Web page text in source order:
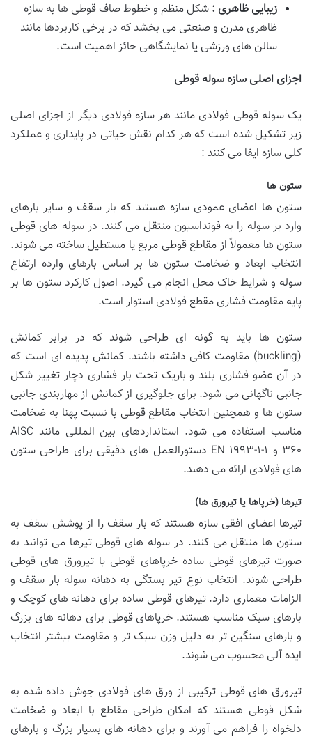
زیبایی ظاهری : شکل منظم و خطوط صاف قوطی ها به سازه
ظاهری مدرن و صنعتی می بخشد که در برخی کاربردها مانند
سالن های ورزشی یا نمایشگاهی حائز اهمیت است.
اجزای اصلی سازه سوله قوطی
یک سوله قوطی فولادی مانند هر سازه فولادی دیگر از اجزای اصلی
زیر تشکیل شده است که هر کدام نقش حیاتی در پایداری و عملکرد
کلی سازه ایفا می کنند :
ستون ها
ستون ها اعضای عمودی سازه هستند که بار سقف و سایر بارهای
وارد بر سوله را به فونداسیون منتقل می کنند. در سوله های قوطی
ستون ها معمولاً از مقاطع قوطی مربع یا مستطیل ساخته می شوند.
انتخاب ابعاد و ضخامت ستون ها بر اساس بارهای وارده ارتفاع
سوله و شرایط خاک محل انجام می گیرد. اصول کارکرد ستون ها بر
پایه مقاومت فشاری مقطع فولادی استوار است.
ستون ها باید به گونه ای طراحی شوند که در برابر کمانش
(buckling) مقاومت کافی داشته باشند. کمانش پدیده ای است که
در آن عضو فشاری بلند و باریک تحت بار فشاری دچار تغییر شکل
جانبی ناگهانی می شود. برای جلوگیری از کمانش از مهاربندی جانبی
ستون ها و همچنین انتخاب مقاطع قوطی با نسبت پهنا به ضخامت
مناسب استفاده می شود. استانداردهای بین المللی مانند AISC
۳۶۰ و EN ۱۹۹۳-۱-۱ دستورالعمل های دقیقی برای طراحی ستون
های فولادی ارائه می دهند.
تیرها (خرپاها یا تیرورق ها)
تیرها اعضای افقی سازه هستند که بار سقف را از پوشش سقف به
ستون ها منتقل می کنند. در سوله های قوطی تیرها می توانند به
صورت تیرهای قوطی ساده خرپاهای قوطی یا تیرورق های قوطی
طراحی شوند. انتخاب نوع تیر بستگی به دهانه سوله بار سقف و
الزامات معماری دارد. تیرهای قوطی ساده برای دهانه های کوچک و
بارهای سبک مناسب هستند. خرپاهای قوطی برای دهانه های بزرگ
و بارهای سنگین تر به دلیل وزن سبک تر و مقاومت بیشتر انتخاب
ایده آلی محسوب می شوند.
تیرورق های قوطی ترکیبی از ورق های فولادی جوش داده شده به
شکل قوطی هستند که امکان طراحی مقاطع با ابعاد و ضخامت
دلخواه را فراهم می آورند و برای دهانه های بسیار بزرگ و بارهای